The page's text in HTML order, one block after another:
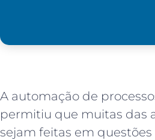
A automação de
permitiu que muitas das
sejam feitas em